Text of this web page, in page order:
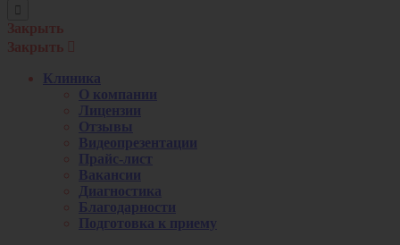
Закрыть
Закрыть
Клиника
О компании
Лицензии
Отзывы
Видеопрезентации
Прайс-лист
Вакансии
Диагностика
Благодарности
Подготовка к приему